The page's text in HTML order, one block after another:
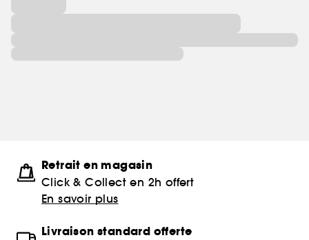
Retrait en magasin
Click & Collect en 2h offert
En savoir plus
Livraison standard offerte